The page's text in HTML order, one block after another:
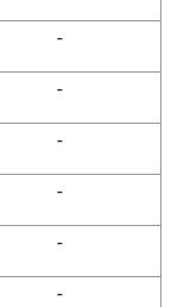
-
-
-
-
-
-